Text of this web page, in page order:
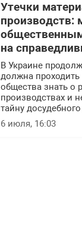
Утечки
производств:
на
В Украине
должна
общества знать о
производствах и
тайну
6 июля, 16:03